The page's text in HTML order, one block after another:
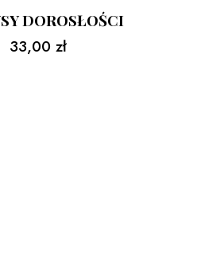
DOROSŁOŚCI
33,00 zł